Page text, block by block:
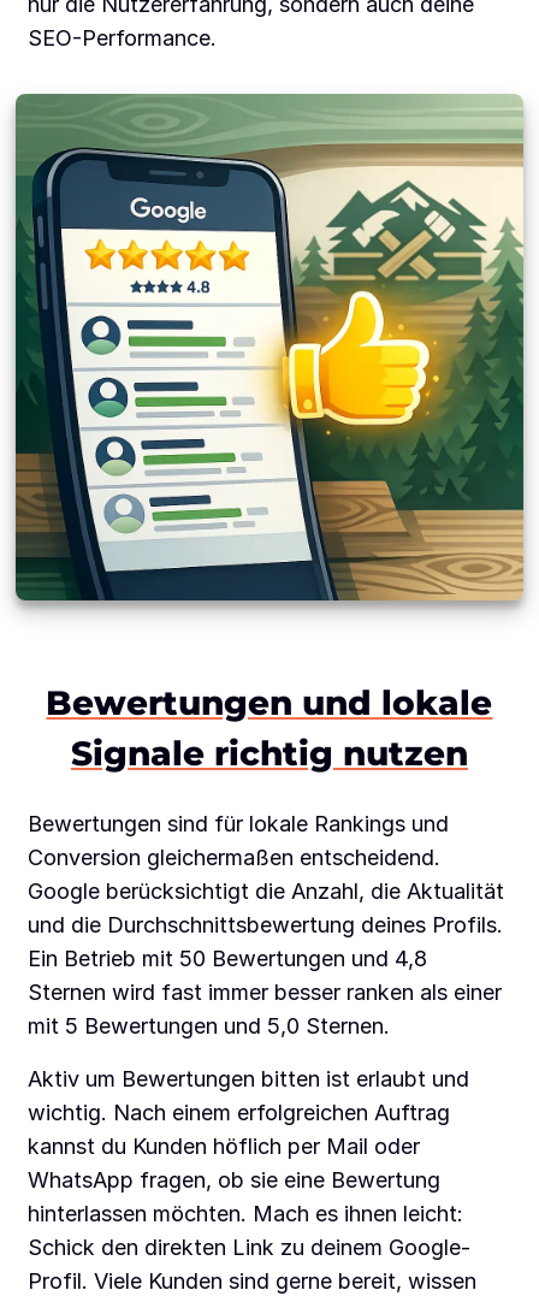
SEO-Performance.
Bewertungen und lokale
Signale richtig nutzen
Bewertungen sind für lokale Rankings und
Conversion gleichermaßen entscheidend.
Google berücksichtigt die Anzahl, die Aktualität
und die Durchschnittsbewertung deines Profils.
Ein Betrieb mit 50 Bewertungen und 4,8
Sternen wird fast immer besser ranken als einer
mit 5 Bewertungen und 5,0 Sternen.
Aktiv um Bewertungen bitten ist erlaubt und
wichtig. Nach einem erfolgreichen Auftrag
kannst du Kunden höflich per Mail oder
WhatsApp fragen, ob sie eine Bewertung
hinterlassen möchten. Mach es ihnen leicht:
Schick den direkten Link zu deinem Google-
Profil. Viele Kunden sind gerne bereit, wissen